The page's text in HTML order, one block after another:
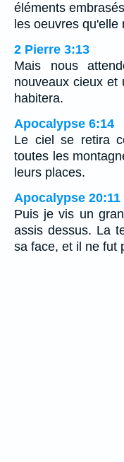
éléments
les oeuvres
2 Pierre 3:13
Mais nous
nouveaux cieux et
habitera.
Apocalypse 6:14
Le ciel se retira
toutes les
leurs places.
Apocalypse 20:11
Puis je vis un
assis dessus. La
sa face, et il ne fut